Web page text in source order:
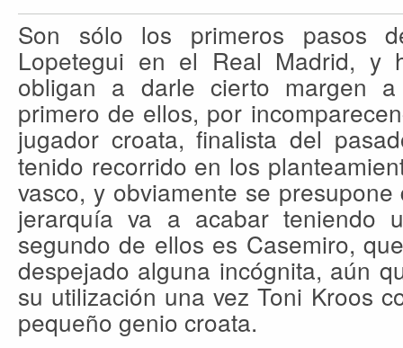
Son sólo los primeros pasos
Lopetegui en el Real Madrid, y
obligan a darle cierto margen
primero de ellos, por
jugador croata, finalista del
tenido recorrido en los
vasco, y obviamente se
jerarquía va a acabar teniendo
segundo de ellos es Casemiro,
despejado alguna incógnita, aún
su utilización una vez Toni Kroos
pequeño genio croata.